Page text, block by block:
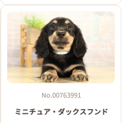
No.00763991
ミニチュア・ダックスフンド